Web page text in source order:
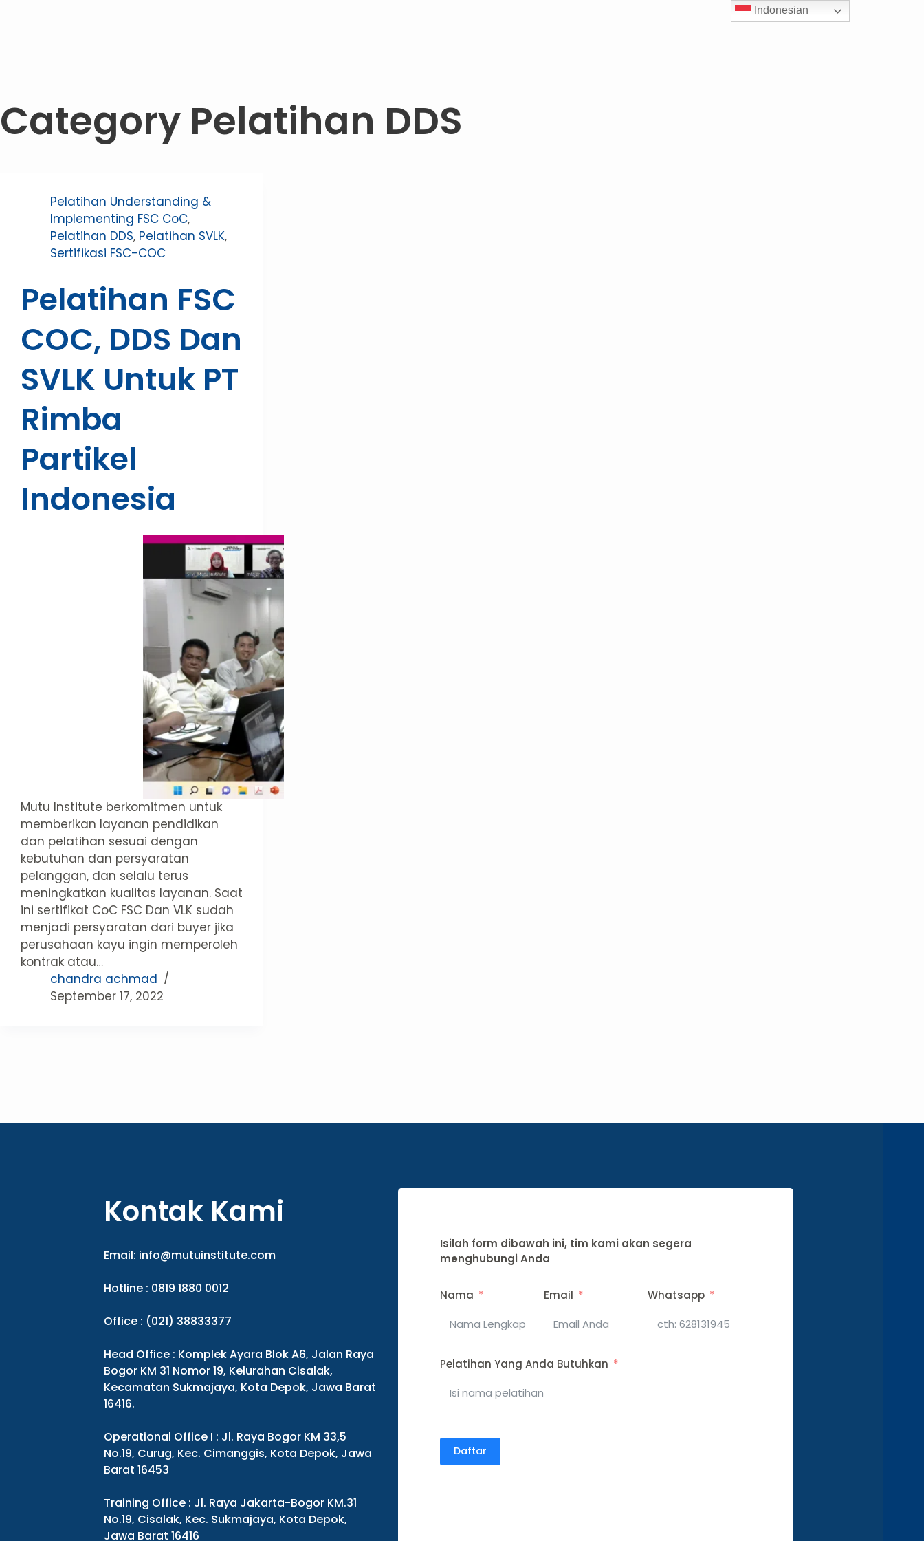
Category Pelatihan DDS
Pelatihan Understanding &
Implementing FSC CoC,
Pelatihan DDS, Pelatihan SVLK,
Sertifikasi FSC-COC
Pelatihan FSC
COC, DDS Dan
SVLK Untuk PT
Rimba
Partikel
Indonesia
Mutu Institute berkomitmen untuk
memberikan layanan pendidikan
dan pelatihan sesuai dengan
kebutuhan dan persyaratan
pelanggan, dan selalu terus
meningkatkan kualitas layanan. Saat
ini sertifikat CoC FSC Dan VLK sudah
menjadi persyaratan dari buyer jika
perusahaan kayu ingin memperoleh
kontrak atau…
chandra achmad
September 17, 2022
Kontak Kami
Email: info@mutuinstitute.com
Hotline : 0819 1880 0012
Office : (021) 38833377
Head Office : Komplek Ayara Blok A6, Jalan Raya
Bogor KM 31 Nomor 19, Kelurahan Cisalak,
Kecamatan Sukmajaya, Kota Depok, Jawa Barat
16416.
Operational Office I : Jl. Raya Bogor KM 33,5
No.19, Curug, Kec. Cimanggis, Kota Depok, Jawa
Barat 16453
Training Office : Jl. Raya Jakarta-Bogor KM.31
No.19, Cisalak, Kec. Sukmajaya, Kota Depok,
Jawa Barat 16416
Isilah form dibawah ini, tim kami akan segera
menghubungi Anda
Nama Email Whatsapp
Pelatihan Yang Anda Butuhkan
Daftar
Indonesian